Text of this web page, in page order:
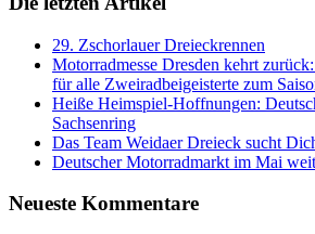
29. Zschorlauer Dreieckrennen
Motorradmesse Dresden kehrt
für alle Zweiradbeigeisterte zum
Heiße Heimspiel-Hoffnungen:
Sachsenring
Das Team Weidaer Dreieck sucht
Deutscher Motorradmarkt im Mai
Neueste Kommentare